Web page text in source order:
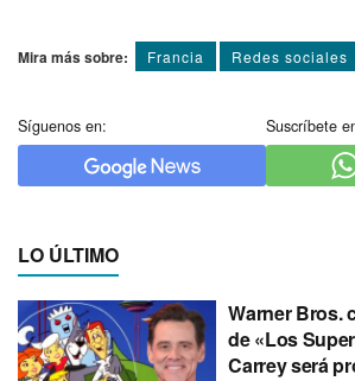
Mira más sobre: Francia Redes sociales
Síguenos en: Suscríbete
LO ÚLTIMO
Warner Bros.
de «Los
Carrey será